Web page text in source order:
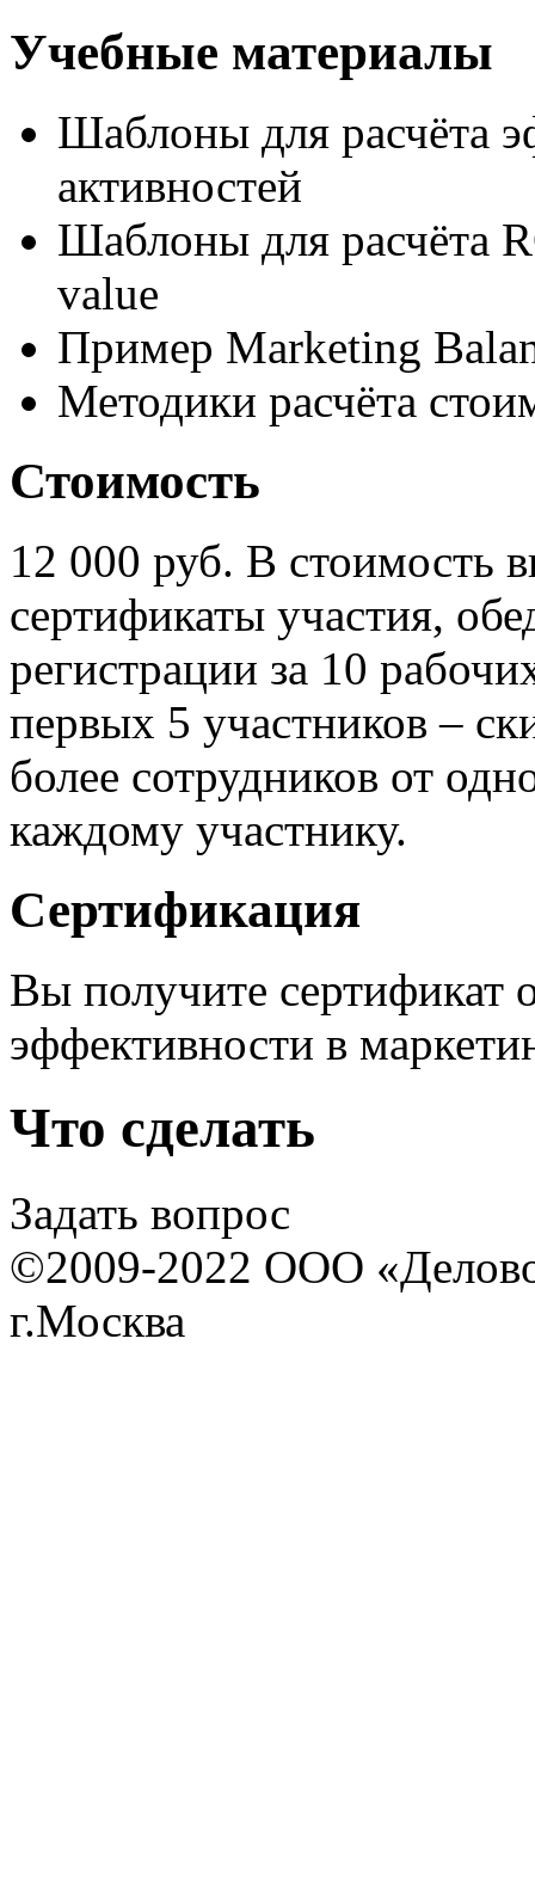
Учебные материалы
Шаблоны для расчёта
активностей
Шаблоны для расчёта
value
Пример Marketing
Методики расчёта
Стоимость
12 000 руб. В стоимость
сертификаты участия,
регистрации за 10
первых 5 участников –
более сотрудников от
каждому участнику.
Сертификация
Вы получите сертификат
эффективности в
Что сделать
Задать вопрос
©2009-2022 ООО
г.Москва